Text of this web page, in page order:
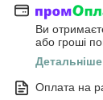
Ви
або гроші
Детальніше
Оплата на